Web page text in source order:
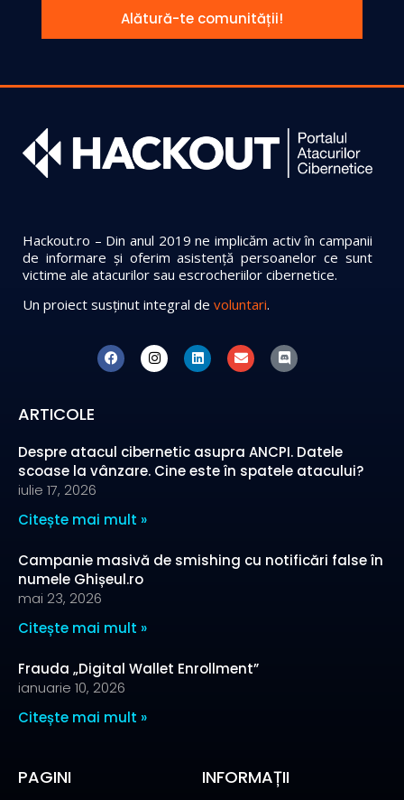
Alătură-te comunității!
Hackout.ro – Din anul 2019 ne implicăm activ în campanii
de informare și oferim asistență persoanelor ce sunt
victime ale atacurilor sau escrocheriilor cibernetice.
Un proiect susținut integral de voluntari.
ARTICOLE
Despre atacul cibernetic asupra ANCPI. Datele
scoase la vânzare. Cine este în spatele atacului?
iulie 17, 2026
Citește mai mult »
Campanie masivă de smishing cu notificări false în
numele Ghișeul.ro
mai 23, 2026
Citește mai mult »
Frauda „Digital Wallet Enrollment”
ianuarie 10, 2026
Citește mai mult »
PAGINI INFORMAȚII